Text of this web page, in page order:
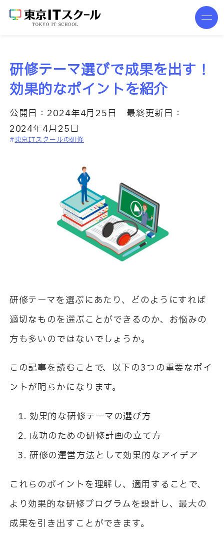
研修テーマ選びで成果を出す！
効果的なポイントを紹介
公開日： 2024年4月25日
最終更新日：
2024年4月25日
東京ITスクールの研修
研修テーマを選ぶにあたり、どのようにすれば
適切なものを選ぶことができるのか、お悩みの
方も多いのではないでしょうか。
この記事を読むことで、以下の3つの重要なポイ
ントが明らかになります。
効果的な研修テーマの選び方
成功のための研修計画の立て方
研修の運営方法として効果的なアイデア
これらのポイントを理解し、適用することで、
より効果的な研修プログラムを設計し、最大の
成果を引き出すことができます。